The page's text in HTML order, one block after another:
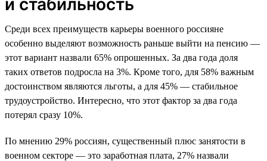
и стабильность
Среди всех преимуществ карьеры военного россияне
особенно выделяют возможность раньше выйти на пенсию —
этот вариант назвали 65% опрошенных. За два года доля
таких ответов подросла на 3%. Кроме того, для 58% важным
достоинством являются льготы, а для 45% — стабильное
трудоустройство. Интересно, что этот фактор за два года
потерял сразу 10%.
По мнению 29% россиян, существенный плюс занятости в
военном секторе — это заработная плата, 27% назвали